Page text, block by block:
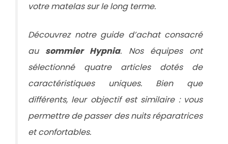
votre matelas sur le long terme.
Découvrez notre guide d’achat consacré
au sommier Hypnia. Nos équipes ont
sélectionné quatre articles dotés de
caractéristiques uniques. Bien que
différents, leur objectif est similaire : vous
permettre de passer des nuits réparatrices
et confortables.